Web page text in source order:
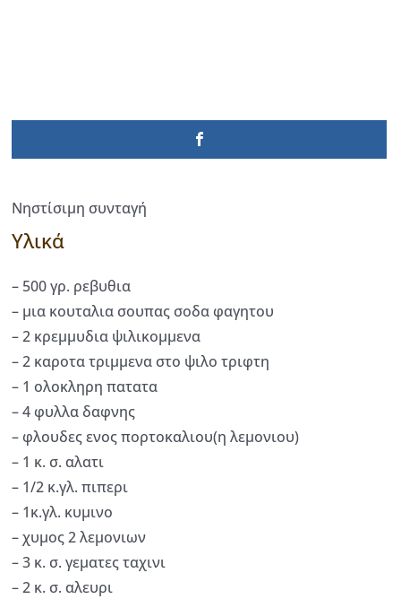
Νηστίσιμη συνταγή
Υλικά
– 500 γρ. ρεβυθια
– μια κουταλια σουπας σοδα φαγητου
– 2 κρεμμυδια ψιλικομμενα
– 2 καροτα τριμμενα στο ψιλο τριφτη
– 1 ολοκληρη πατατα
– 4 φυλλα δαφνης
– φλουδες ενος πορτοκαλιου(η λεμονιου)
– 1 κ. σ. αλατι
– 1/2 κ.γλ. πιπερι
– 1κ.γλ. κυμινο
– χυμος 2 λεμονιων
– 3 κ. σ. γεματες ταχινι
– 2 κ. σ. αλευρι